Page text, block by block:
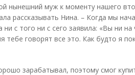
нынешний муж к моменту нашего
рассказывать Нина. – Когда мы
с того ни с сего заявила: «Вы ни на
тебе говорят все это. Как будто я
зарабатывал, поэтому смог